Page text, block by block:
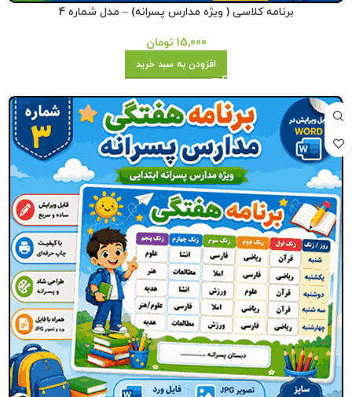
برنامه کلاسی ( ویژه مدارس پسرانه) – مدل شماره 4
15,000 تومان
افزودن به سبد خرید